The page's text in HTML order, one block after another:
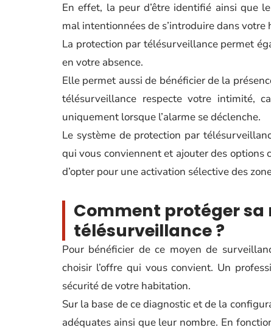
En effet, la peur d’être identifié ainsi que
mal intentionnées de s’introduire dans votre
La protection par télésurveillance permet
en votre absence.
Elle permet aussi de bénéficier de la
télésurveillance respecte votre intimité,
uniquement lorsque l’alarme se déclenche.
Le système de protection par
qui vous conviennent et ajouter des
d’opter pour une activation sélective des
Comment protéger sa
télésurveillance ?
Pour bénéficier de ce moyen de
choisir l’offre qui vous convient. Un
sécurité de votre habitation.
Sur la base de ce diagnostic et de la
adéquates ainsi que leur nombre. En